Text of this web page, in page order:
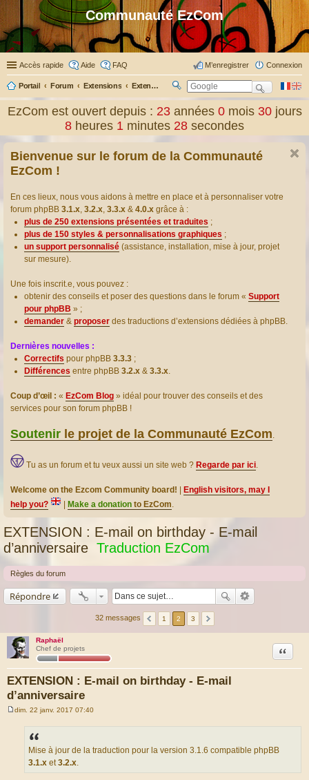
Communauté EzCom
Accès rapide Aide FAQ Connexion
M’enregistrer
Portail Forum Extensions Extensions présentées & traduites
ec
ch
er
EzCom est ouvert depuis : 23 années0 mois30 jours
8 heures 1 minutes 28 secondes
Bienvenue sur le forum de la Communauté
EzCom !
En ces lieux, nous vous aidons à mettre en place et à personnaliser votre
forum phpBB 3.1.x, 3.2.x, 3.3.x & 4.0.x grâce à :
plus de 250 extensions présentées et traduites ;
plus de 150 styles & personnalisations graphiques ;
un support personnalisé (assistance, installation, mise à jour, projet
sur mesure).
Une fois inscrit.e, vous pouvez :
obtenir des conseils et poser des questions dans le forum « Support
pour phpBB » ;
demander & proposer des traductions d’extensions dédiées à phpBB.
Dernières nouvelles :
Correctifs pour phpBB 3.3.3 ;
Différences entre phpBB 3.2.x & 3.3.x.
Coup d’œil : « EzCom Blog » idéal pour trouver des conseils et des
services pour son forum phpBB !
Soutenir le projet de la Communauté EzCom.
Tu as un forum et tu veux aussi un site web ? Regarde par ici.
Welcome on the Ezcom Community board!
English visitors, may I
help you?
Make a donation to EzCom.
EXTENSION : E-mail on birthday - E-mail
d’anniversaire Traduction EzCom
Règles du forum
Répondre
32 messages 1 2 3
Raphaël
Chef de projets
EXTENSION : E-mail on birthday - E-mail
d’anniversaire
Citation
dim. 22 janv. 2017 07:40
Mise à jour de la traduction pour la version 3.1.6 compatible phpBB
3.1.x et3.2.x.